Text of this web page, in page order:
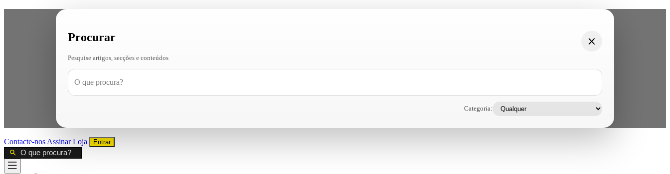
Procurar
Pesquise artigos, secções e conteúdos
Categoria:
Contacte-nos AssinarLoja Entrar